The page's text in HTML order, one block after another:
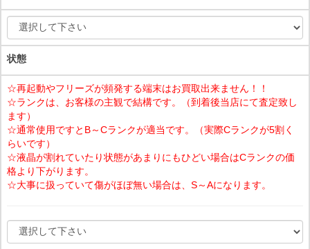
状態
☆再起動やフリーズが頻発する端末はお買取出来ません！！
☆ランクは、お客様の主観で結構です。（到着後当店にて査定致し
ます）
☆通常使用ですとB～Cランクが適当です。（実際Cランクが5割く
らいです）
☆液晶が割れていたり状態があまりにもひどい場合はCランクの価
格より下がります。
☆大事に扱っていて傷がほぼ無い場合は、S～Aになります。